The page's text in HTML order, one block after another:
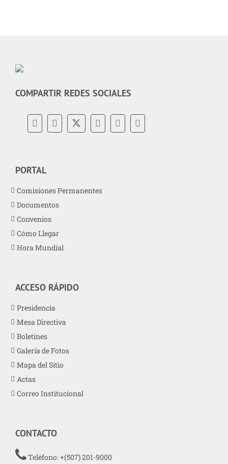
COMPARTIR REDES SOCIALES
PORTAL
Comisiones Permanentes
Documentos
Convenios
Cómo Llegar
Hora Mundial
ACCESO RÁPIDO
Presidencia
Mesa Directiva
Boletines
Galería de Fotos
Mapa del Sitio
Actas
Correo Institucional
CONTACTO
Teléfono: +(507) 201-9000